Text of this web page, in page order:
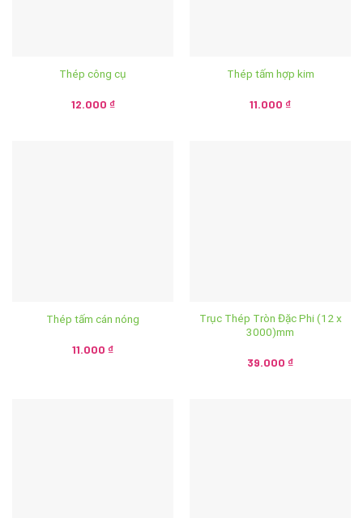
Thép công cụ
12.000 ₫
Thép tấm hợp kim
11.000 ₫
Thép tấm cán nóng
11.000 ₫
Trục Thép Tròn Đặc Phi (12 x
3000)mm
39.000 ₫